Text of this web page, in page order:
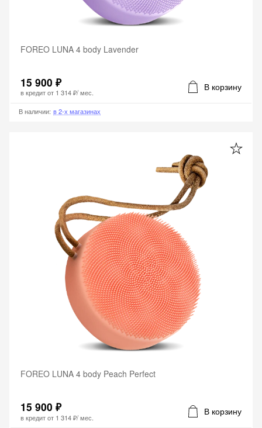
FOREO LUNA 4 body Lavender
15 900 ₽
в кредит от 1 314 ₽/ мес.
В корзину
В наличии: в 2-х магазинах
FOREO LUNA 4 body Peach Perfect
15 900 ₽
в кредит от 1 314 ₽/ мес.
В корзину